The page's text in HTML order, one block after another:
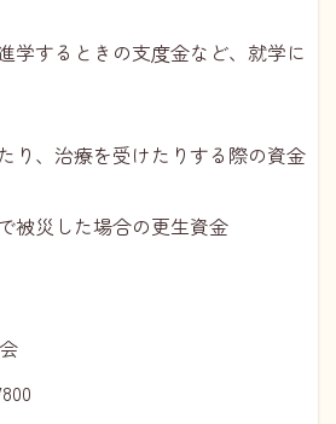
学するときの支度金など、就学に
り、治療を受けたりする際の資金
被災した場合の更生資金